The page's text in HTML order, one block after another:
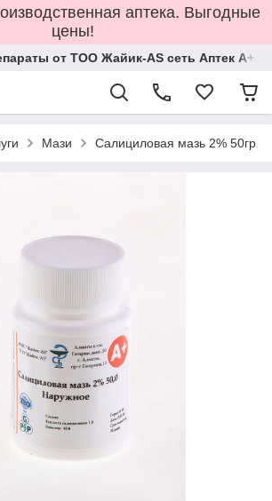
аптека. Выгодные
цены!
от ТОО Жайик-AS сеть Аптек А+
Мази Салициловая мазь 2% 50гр